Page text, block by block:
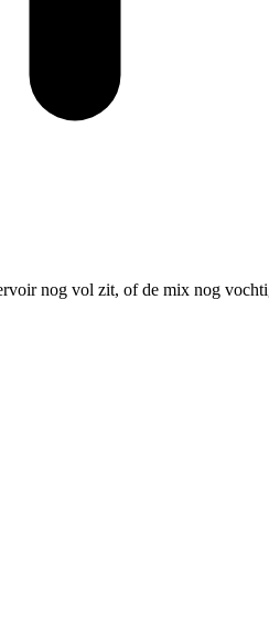
nog vol zit, of de mix nog